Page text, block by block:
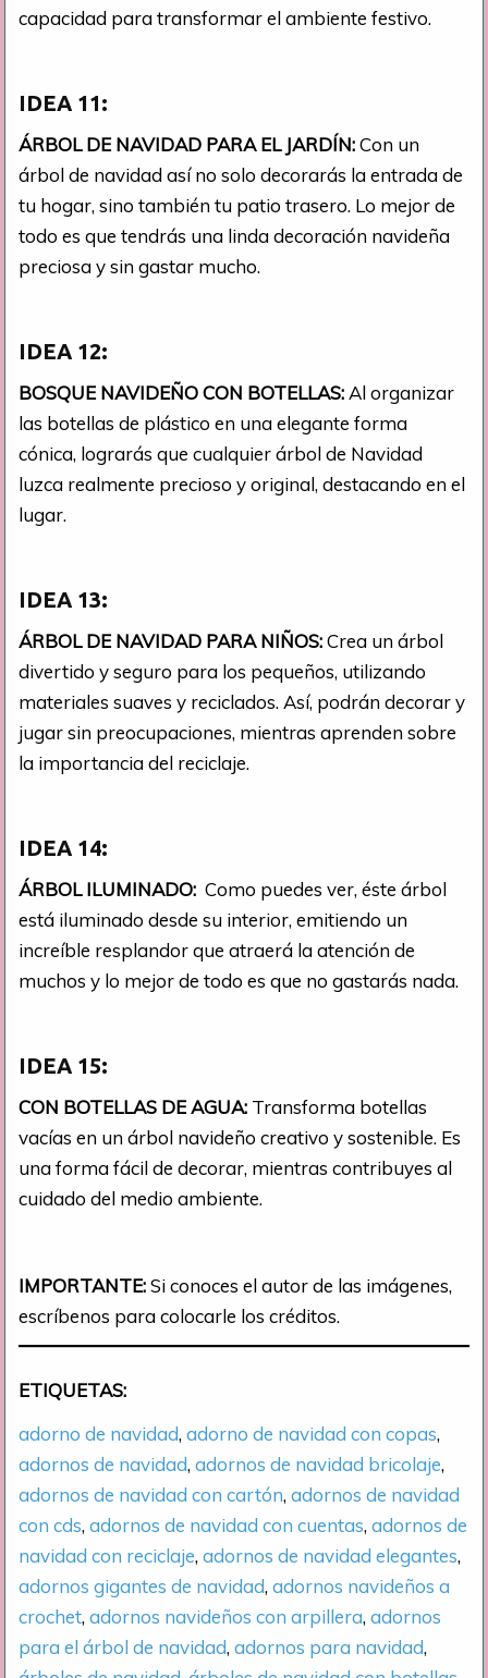
capacidad para transformar el ambiente festivo.
IDEA 11:
ÁRBOL DE NAVIDAD PARA EL JARDÍN:Con un
árbol de navidad así no solo decorarás la entrada de
tu hogar, sino también tu patio trasero. Lo mejor de
todo es que tendrás una linda decoración navideña
preciosa y sin gastar mucho.
IDEA 12:
BOSQUE NAVIDEÑO CON BOTELLAS: Al organizar
las botellas de plástico en una elegante forma
cónica, lograrás que cualquier árbol de Navidad
luzca realmente precioso y original, destacando en el
lugar.
IDEA 13:
ÁRBOL DE NAVIDAD PARA NIÑOS:Crea un árbol
divertido y seguro para los pequeños, utilizando
materiales suaves y reciclados. Así, podrán decorar y
jugar sin preocupaciones, mientras aprenden sobre
la importancia del reciclaje.
IDEA 14:
ÁRBOL ILUMINADO: Como puedes ver, éste árbol
está iluminado desde su interior, emitiendo un
increíble resplandor que atraerá la atención de
muchos y lo mejor de todo es que no gastarás nada.
IDEA 15:
CON BOTELLAS DE AGUA: Transforma botellas
vacías en un árbol navideño creativo y sostenible. Es
una forma fácil de decorar, mientras contribuyes al
cuidado del medio ambiente.
IMPORTANTE:Si conoces el autor de las imágenes,
escríbenos para colocarle los créditos.
ETIQUETAS:
adorno de navidad, adorno de navidad con copas
adornos de navidad, adornos de navidad bricolaje
adornos de navidad con cartón, adornos de navidad
con cds, adornos de navidad con cuentas, adornos de
navidad con reciclaje, adornos de navidad elegantes
adornos gigantes de navidad, adornos navideños a
crochet, adornos navideños con arpillera, adornos
para el árbol de navidad, adornos para navidad